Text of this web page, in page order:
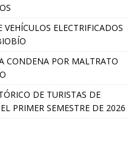
ELECTRIFICADOS
CONDENA POR MALTRATO
DE TURISTAS DE
PRIMER SEMESTRE DE 2026